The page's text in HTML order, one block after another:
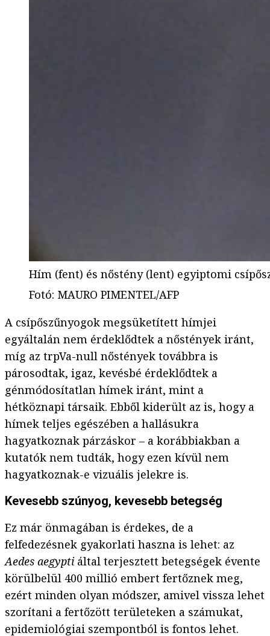
Hím (fent) és nőstény (lent) egyiptomi
Fotó: MAURO PIMENTEL/AFP
A csípőszűnyogok megsüketített hímjei
egyáltalán nem érdeklődtek a nőstények iránt,
míg az trpVa-null nőstények továbbra is
párosodtak, igaz, kevésbé érdeklődtek a
génmódosítatlan hímek iránt, mint a
hétköznapi társaik. Ebből kiderült az is, hogy a
hímek teljes egészében a hallásukra
hagyatkoznak párzáskor – a korábbiakban a
kutatók nem tudták, hogy ezen kívül nem
hagyatkoznak-e vizuális jelekre is.
Kevesebb szúnyog, kevesebb betegség
Ez már önmagában is érdekes, de a
felfedezésnek gyakorlati haszna is lehet: az
Aedes aegypti által terjesztett betegségek évente
körülbelül 400 millió embert fertőznek meg,
ezért minden olyan módszer, amivel vissza lehet
szorítani a fertőzött területeken a számukat,
epidemiológiai szempontból is fontos lehet.